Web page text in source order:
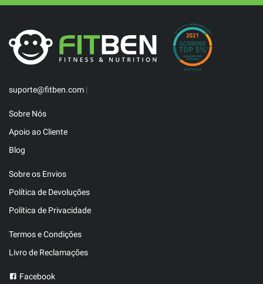
suporte@fitben.com |
Sobre Nós
Apoio ao Cliente
Blog
Sobre os Envios
Política de Devoluções
Política de Privacidade
Termos e Condições
Livro de Reclamações
Facebook